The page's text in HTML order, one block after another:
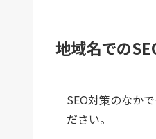
地域名での
SEO対策のなか
ださい。